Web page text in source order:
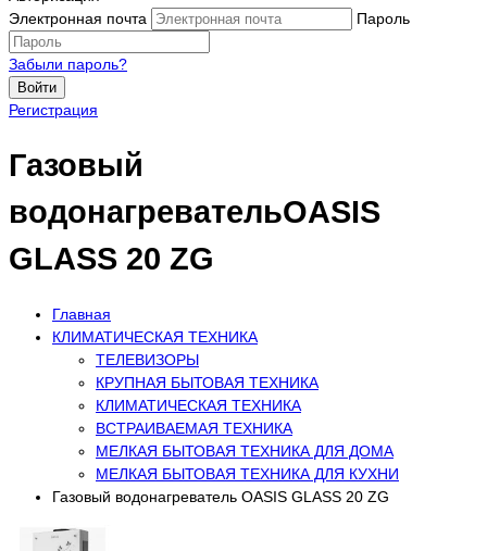
Электронная почта
Пароль
Забыли пароль?
Войти
Регистрация
Газовый
водонагревательOASIS
GLASS 20 ZG
Главная
КЛИМАТИЧЕСКАЯ ТЕХНИКА
ТЕЛЕВИЗОРЫ
КРУПНАЯ БЫТОВАЯ ТЕХНИКА
КЛИМАТИЧЕСКАЯ ТЕХНИКА
ВСТРАИВАЕМАЯ ТЕХНИКА
МЕЛКАЯ БЫТОВАЯ ТЕХНИКА ДЛЯ ДОМА
МЕЛКАЯ БЫТОВАЯ ТЕХНИКА ДЛЯ КУХНИ
Газовый водонагреватель OASIS GLASS 20 ZG